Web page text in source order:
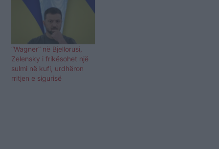
“Wagner” në Bjellorusi,
Zelensky i frikësohet një
sulmi në kufi, urdhëron
rritjen e sigurisë